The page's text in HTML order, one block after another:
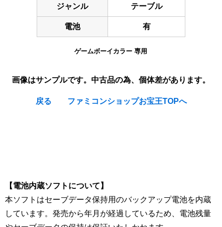
ジャンル テーブル
電池 有
ゲームボーイカラー 専用
画像はサンプルです。中古品の為、個体差があります。
戻る ファミコンショップお宝王TOPへ
【電池内蔵ソフトについて】
本ソフトはセーブデータ保持用のバックアップ電池を内蔵
しています。発売から年月が経過しているため、電池残量